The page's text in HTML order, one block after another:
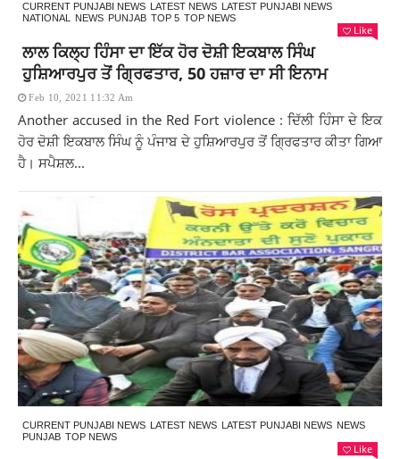
CURRENT PUNJABI NEWS LATEST NEWS LATEST PUNJABI NEWS
NATIONAL
NEWS PUNJAB TOP 5 TOP NEWS
Like
ਲਾਲ ਕਿਲ੍ਹ ਹਿੰਸਾ ਦਾ ਇੱਕ ਹੋਰ ਦੋਸ਼ੀ ਇਕਬਾਲ ਸਿੰਘ
ਹੁਸ਼ਿਆਰਪੁਰ ਤੋਂ ਗ੍ਰਿਫਤਾਰ, 50 ਹਜ਼ਾਰ ਦਾ ਸੀ ਇਨਾਮ
Feb 10, 2021 11:32 Am
Another accused in the Red Fort violence : ਦਿੱਲੀ ਹਿੰਸਾ ਦੇ ਇਕ
ਹੋਰ ਦੋਸ਼ੀ ਇਕਬਾਲ ਸਿੰਘ ਨੂੰ ਪੰਜਾਬ ਦੇ ਹੁਸ਼ਿਆਰਪੁਰ ਤੋਂ ਗ੍ਰਿਫਤਾਰ ਕੀਤਾ ਗਿਆ
ਹੈ। ਸਪੈਸ਼ਲ...
CURRENT PUNJABI NEWS LATEST NEWS LATEST PUNJABI NEWS NEWS
PUNJAB TOP NEWS
Like